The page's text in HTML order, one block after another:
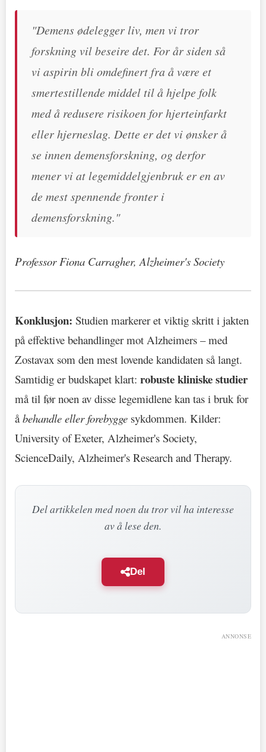
"Demens ødelegger liv, men vi tror
forskning vil beseire det. For år siden så
vi aspirin bli omdefinert fra å være et
smertestillende middel til å hjelpe folk
med å redusere risikoen for hjerteinfarkt
eller hjerneslag. Dette er det vi ønsker å
se innen demensforskning, og derfor
mener vi at legemiddelgjenbruk er en av
de mest spennende fronter i
demensforskning."
Professor Fiona Carragher, Alzheimer's Society
Konklusjon: Studien markerer et viktig skritt i jakten
på effektive behandlinger mot Alzheimers – med
Zostavax som den mest lovende kandidaten så langt.
Samtidig er budskapet klart: robuste kliniske studier
må til før noen av disse legemidlene kan tas i bruk for
åbehandle eller forebygge sykdommen. Kilder:
University of Exeter, Alzheimer's Society,
ScienceDaily, Alzheimer's Research and Therapy.
Del artikkelen med noen du tror vil ha interesse
av å lese den.
Del
ANNONSE